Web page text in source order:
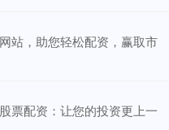
站，助您轻松配资，赢取市
票配资：让您的投资更上一